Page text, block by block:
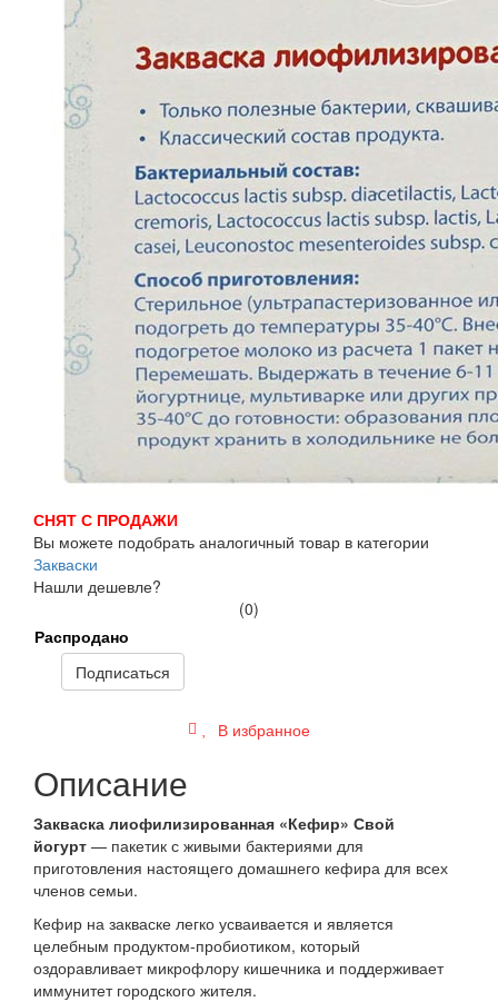
СНЯТ С ПРОДАЖИ
Вы можете подобрать аналогичный товар в категории
Закваски
Нашли дешевле?
(0)
Распродано
Подписаться
В избранное
Описание
Закваска лиофилизированная «Кефир» Свой
йогурт — пакетик с живыми бактериями для
приготовления настоящего домашнего кефира для всех
членов семьи.
Кефир на закваске легко усваивается и является
целебным продуктом-пробиотиком, который
оздоравливает микрофлору кишечника и поддерживает
иммунитет городского жителя.